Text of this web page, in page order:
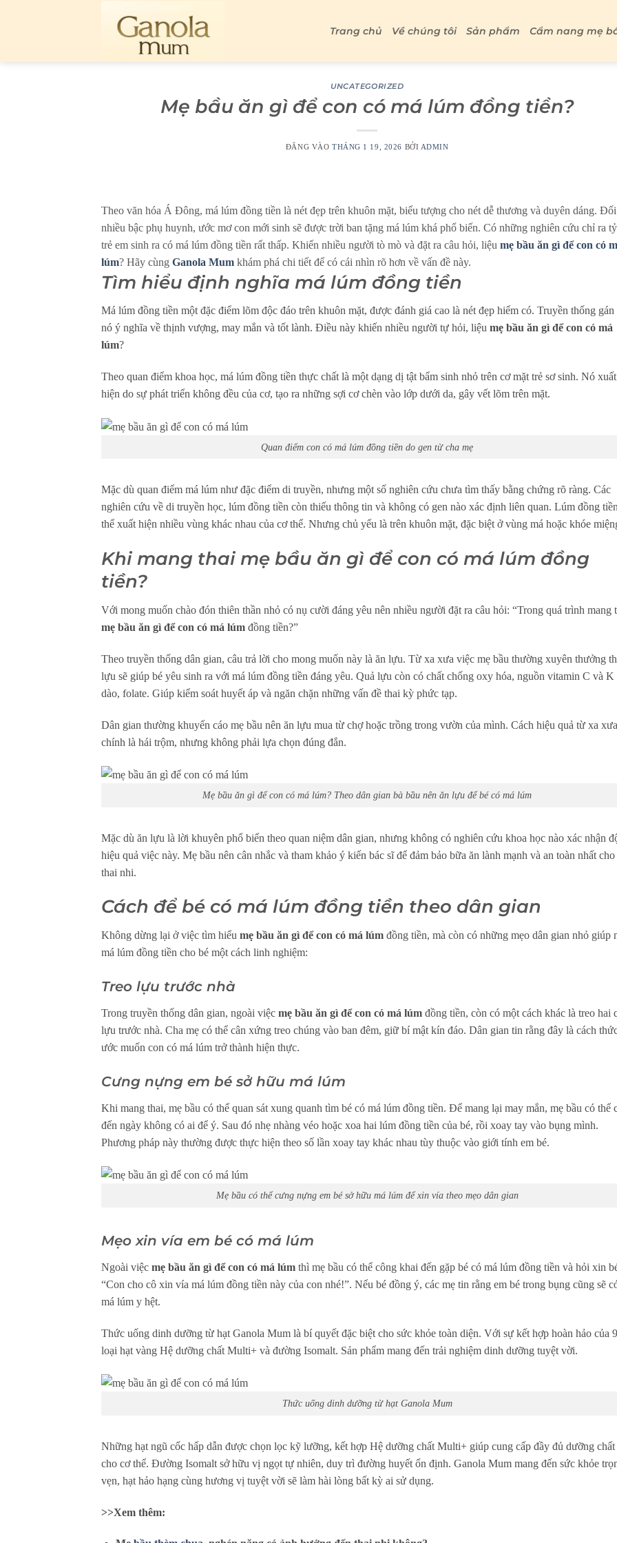
dung
Trang chủ Về chúng tôi Sản phẩm Cẩm nang mẹ
UNCATEGORIZED
Mẹ bầu ăn gì để con có má lúm đồng tiền?
ĐĂNG VÀO THÁNG 1 19, 2026 BỞI ADMIN
Theo văn hóa Á Đông, má lúm đồng tiền là nét đẹp trên khuôn mặt, biểu tượng cho nét dễ thương và duyên dáng.
nhiều bậc phụ huynh, ước mơ con mới sinh sẽ được trời ban tặng má lúm khá phổ biến. Có những nghiên cứu chỉ ra
trẻ em sinh ra có má lúm đồng tiền rất thấp. Khiến nhiều người tò mò và đặt ra câu hỏi, liệu mẹ bầu ăn gì để con có
lúm? Hãy cùng Ganola Mum khám phá chi tiết để có cái nhìn rõ hơn về vấn đề này.
Tìm hiểu định nghĩa má lúm đồng tiền
Má lúm đồng tiền một đặc điểm lõm độc đáo trên khuôn mặt, được đánh giá cao là nét đẹp hiếm có. Truyền thống gán
nó ý nghĩa về thịnh vượng, may mắn và tốt lành. Điều này khiến nhiều người tự hỏi, liệu mẹ bầu ăn gì để con có má
lúm?
Theo quan điểm khoa học, má lúm đồng tiền thực chất là một dạng dị tật bẩm sinh nhỏ trên cơ mặt trẻ sơ sinh. Nó xuất
hiện do sự phát triển không đều của cơ, tạo ra những sợi cơ chèn vào lớp dưới da, gây vết lõm trên mặt.
Quan điểm con có má lúm đồng tiền do gen từ cha mẹ
Mặc dù quan điểm má lúm như đặc điểm di truyền, nhưng một số nghiên cứu chưa tìm thấy bằng chứng rõ ràng. Các
nghiên cứu về di truyền học, lúm đồng tiền còn thiếu thông tin và không có gen nào xác định liên quan. Lúm đồng
thể xuất hiện nhiều vùng khác nhau của cơ thể. Nhưng chủ yếu là trên khuôn mặt, đặc biệt ở vùng má hoặc khóe
Khi mang thai mẹ bầu ăn gì để con có má lúm đồng
tiền?
Với mong muốn chào đón thiên thần nhỏ có nụ cười đáng yêu nên nhiều người đặt ra câu hỏi: “Trong quá trình mang
mẹ bầu ăn gì để con có má lúm đồng tiền?”
Theo truyền thống dân gian, câu trả lời cho mong muốn này là ăn lựu. Từ xa xưa việc mẹ bầu thường xuyên thưởng
lựu sẽ giúp bé yêu sinh ra với má lúm đồng tiền đáng yêu. Quả lựu còn có chất chống oxy hóa, nguồn vitamin C và K
dào, folate. Giúp kiểm soát huyết áp và ngăn chặn những vấn đề thai kỳ phức tạp.
Dân gian thường khuyến cáo mẹ bầu nên ăn lựu mua từ chợ hoặc trồng trong vườn của mình. Cách hiệu quả từ xa xưa
chính là hái trộm, nhưng không phải lựa chọn đúng đắn.
Mẹ bầu ăn gì để con có má lúm? Theo dân gian bà bầu nên ăn lựu để bé có má lúm
Mặc dù ăn lựu là lời khuyên phổ biến theo quan niệm dân gian, nhưng không có nghiên cứu khoa học nào xác nhận
hiệu quả việc này. Mẹ bầu nên cân nhắc và tham khảo ý kiến bác sĩ để đảm bảo bữa ăn lành mạnh và an toàn nhất cho
thai nhi.
Cách để bé có má lúm đồng tiền theo dân gian
Không dừng lại ở việc tìm hiểu mẹ bầu ăn gì để con có má lúm đồng tiền, mà còn có những mẹo dân gian nhỏ giúp
má lúm đồng tiền cho bé một cách linh nghiệm:
Treo lựu trước nhà
Trong truyền thống dân gian, ngoài việc mẹ bầu ăn gì để con có má lúm đồng tiền, còn có một cách khác là treo hai
lựu trước nhà. Cha mẹ có thể cân xứng treo chúng vào ban đêm, giữ bí mật kín đáo. Dân gian tin rằng đây là cách
ước muốn con có má lúm trở thành hiện thực.
Cưng nựng em bé sở hữu má lúm
Khi mang thai, mẹ bầu có thể quan sát xung quanh tìm bé có má lúm đồng tiền. Để mang lại may mắn, mẹ bầu có thể
đến ngày không có ai để ý. Sau đó nhẹ nhàng véo hoặc xoa hai lúm đồng tiền của bé, rồi xoay tay vào bụng mình.
Phương pháp này thường được thực hiện theo số lần xoay tay khác nhau tùy thuộc vào giới tính em bé.
Mẹ bầu có thể cưng nựng em bé sở hữu má lúm để xin vía theo mẹo dân gian
Mẹo xin vía em bé có má lúm
Ngoài việc mẹ bầu ăn gì để con có má lúm thì mẹ bầu có thể công khai đến gặp bé có má lúm đồng tiền và hỏi xin
“Con cho cô xin vía má lúm đồng tiền này của con nhé!”. Nếu bé đồng ý, các mẹ tin rằng em bé trong bụng cũng sẽ
má lúm y hệt.
Thức uống dinh dưỡng từ hạt Ganola Mum là bí quyết đặc biệt cho sức khỏe toàn diện. Với sự kết hợp hoàn hảo của 9
loại hạt vàng Hệ dưỡng chất Multi+ và đường Isomalt. Sản phẩm mang đến trải nghiệm dinh dưỡng tuyệt vời.
Thức uống dinh dưỡng từ hạt Ganola Mum
Những hạt ngũ cốc hấp dẫn được chọn lọc kỹ lưỡng, kết hợp Hệ dưỡng chất Multi+ giúp cung cấp đầy đủ dưỡng chất
cho cơ thể. Đường Isomalt sở hữu vị ngọt tự nhiên, duy trì đường huyết ổn định. Ganola Mum mang đến sức khỏe
vẹn, hạt hảo hạng cùng hương vị tuyệt vời sẽ làm hài lòng bất kỳ ai sử dụng.
>>Xem thêm: